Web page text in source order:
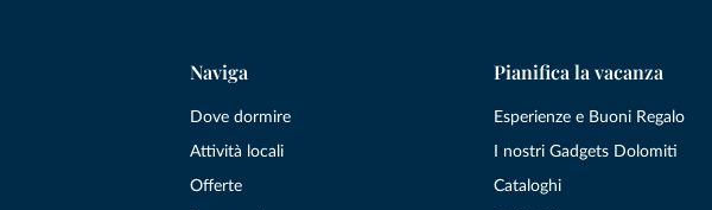
Naviga
Dove dormire
Attività locali
Offerte
Pianifica la vacanza
Esperienze e Buoni Regalo
I nostri Gadgets Dolomiti
Cataloghi